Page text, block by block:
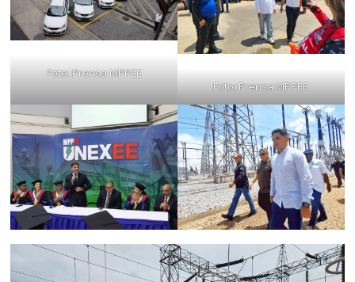
Foto: Prensa MPPEE
Foto: Prensa MPPEE